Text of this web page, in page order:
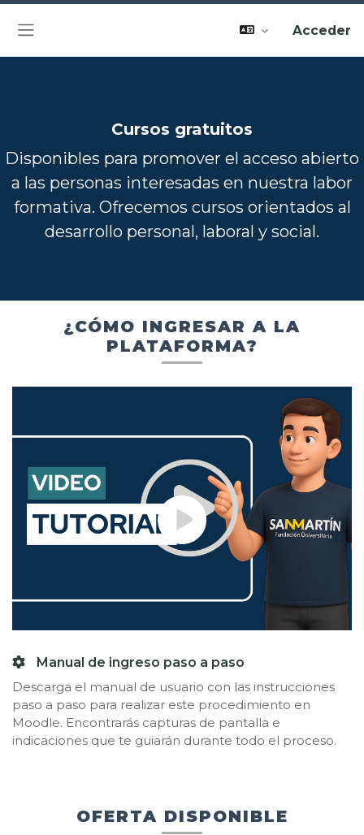
Acceder
Cursos gratuitos
Disponibles para promover el acceso abierto
a las personas interesadas en nuestra labor
formativa. Ofrecemos cursos orientados al
desarrollo personal, laboral y social.
¿CÓMO INGRESAR A LA
PLATAFORMA?
Manual de ingreso paso a paso
Descarga el manual de usuario con las instrucciones
paso a paso para realizar este procedimiento en
Moodle. Encontrarás capturas de pantalla e
indicaciones que te guiarán durante todo el proceso.
OFERTA DISPONIBLE